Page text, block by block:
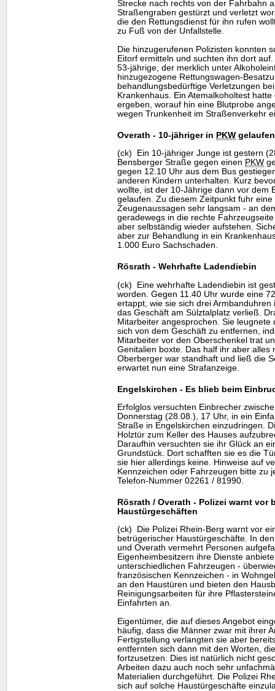
Strecke nach rechts von der Fahrbahn
Straßengraben gestürzt und verletzt
die den Rettungsdienst für ihn rufen
zu Fuß von der Unfallstelle.
Die hinzugerufenen Polizisten konnten
Eitorf ermitteln und suchten ihn dort
53-jährige, der merklich unter
hinzugezogene Rettungswagen-
behandlungsbedürftige Verletzungen
Krankenhaus. Ein Atemalkoholtest
ergeben, worauf hin eine Blutprobe
wegen Trunkenheit im Straßenverkehr
Overath - 10-jähriger in PKW gelaufen
(ck) Ein 10-jähriger Junge ist gestern
Bensberger Straße gegen einen PKW
gegen 12.10 Uhr aus dem Bus
anderen Kindern unterhalten. Kurz
wollte, ist der 10-Jährige dann vor dem
gelaufen. Zu diesem Zeitpunkt fuhr
Zeugenaussagen sehr langsam - an
geradewegs in die rechte
aber selbständig wieder aufstehen.
aber zur Behandlung in ein
1.000 Euro Sachschaden.
Rösrath - Wehrhafte Ladendiebin
(ck) Eine wehrhafte Ladendiebin ist
worden. Gegen 11.40 Uhr wurde eine
ertappt, wie sie sich drei
das Geschäft am Sülztalplatz verließ.
Mitarbeiter angesprochen. Sie leugnete
sich von dem Geschäft zu entfernen,
Mitarbeiter vor den Oberschenkel trat
Genitalien boxte. Das half ihr aber alles
Oberberger war standhaft und ließ die
erwartet nun eine Strafanzeige.
Engelskirchen - Es blieb beim
Erfolglos versuchten Einbrecher
Donnerstag (28.08.), 17 Uhr, in ein
Straße in Engelskirchen einzudringen.
Holztür zum Keller des Hauses
Daraufhin versuchten sie ihr Glück an
Grundstück. Dort schafften sie es die
sie hier allerdings keine. Hinweise auf
Kennzeichen oder Fahrzeugen bitte zu
Telefon-Nummer 02261 / 81990.
Rösrath / Overath - Polizei warnt vor
Haustürgeschäften
(ck) Die Polizei Rhein-Berg warnt vor
betrügerischer Haustürgeschäfte. In
und Overath vermehrt Personen
Eigenheimbesitzern ihre Dienste
unterschiedlichen Fahrzeugen -
französischen Kennzeichen - in
an den Haustüren und bieten den
Reinigungsarbeiten für ihre
Einfahrten an.
Eigentümer, die auf dieses Angebot
häufig, dass die Männer zwar mit ihrer
Fertigstellung verlangten sie aber
entfernten sich dann mit den Worten,
fortzusetzen. Dies ist natürlich nicht
Arbeiten dazu auch noch sehr
Materialien durchgeführt. Die Polizei
sich auf solche Haustürgeschäfte